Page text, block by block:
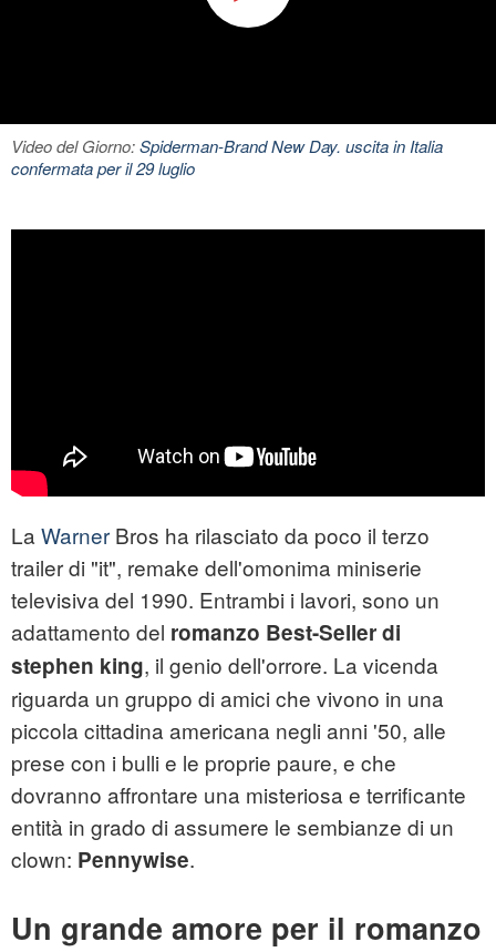
Video del Giorno:Spiderman-Brand New Day. uscita in Italia
confermata per il 29 luglio
La Warner Bros ha rilasciato da poco il terzo
trailer di "it", remake dell'omonima miniserie
televisiva del 1990. Entrambi i lavori, sono un
adattamento del romanzo Best-Seller di
stephen king, il genio dell'orrore. La vicenda
riguarda un gruppo di amici che vivono in una
piccola cittadina americana negli anni '50, alle
prese con i bulli e le proprie paure, e che
dovranno affrontare una misteriosa e terrificante
entità in grado di assumere le sembianze di un
clown: Pennywise.
Un grande amore per il romanzo